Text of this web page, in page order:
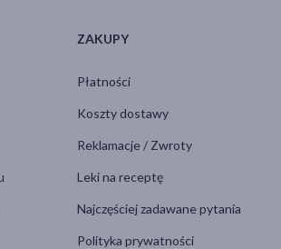
ZAKUPY
Płatności
Koszty dostawy
Reklamacje / Zwroty
Leki na receptę
Najczęściej zadawane pytania
Polityka prywatności